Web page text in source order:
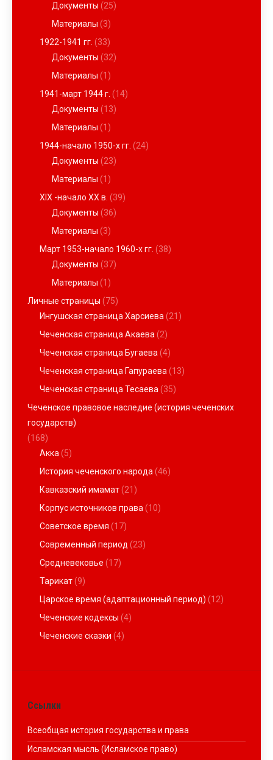
Документы (25)
Материалы (3)
1922-1941 гг. (33)
Документы (32)
Материалы (1)
1941-март 1944 г. (14)
Документы (13)
Материалы (1)
1944-начало 1950-х гг. (24)
Документы (23)
Материалы (1)
XIX -начало ХХ в. (39)
Документы (36)
Материалы (3)
Март 1953-начало 1960-х гг. (38)
Документы (37)
Материалы (1)
Личные страницы (75)
Ингушская страница Харсиева (21)
Чеченская страница Акаева (2)
Чеченская страница Бугаева (4)
Чеченская страница Гапураева (13)
Чеченская страница Тесаева (35)
Чеченское правовое наследие (история чеченских
государств)
(168)
Акка (5)
История чеченского народа (46)
Кавказский имамат(21)
Корпус источников права (10)
Советское время (17)
Современный период (23)
Средневековье (17)
Тарикат(9)
Царское время (адаптационный период) (12)
Чеченские кодексы (4)
Чеченские сказки (4)
Ссылки
Всеобщая история государства и права
Исламская мысль (Исламское право)